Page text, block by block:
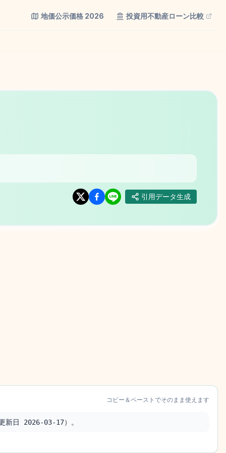
地価公示価格 2026 投資用不動産ローン比較
引用データ生成
コピー＆ペーストでそのまま使えます
新日 2026-03-17）。